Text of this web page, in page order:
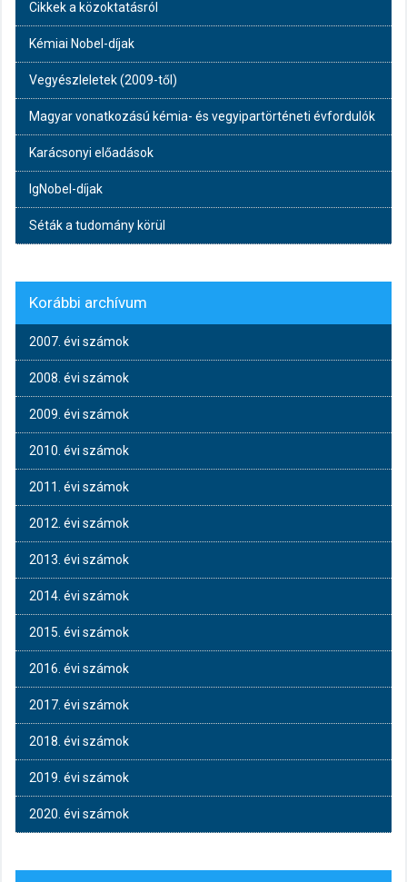
Cikkek a közoktatásról
Kémiai Nobel-díjak
Vegyészleletek (2009-től)
Magyar vonatkozású kémia- és vegyipartörténeti évfordulók
Karácsonyi előadások
IgNobel-díjak
Séták a tudomány körül
Korábbi archívum
2007. évi számok
2008. évi számok
2009. évi számok
2010. évi számok
2011. évi számok
2012. évi számok
2013. évi számok
2014. évi számok
2015. évi számok
2016. évi számok
2017. évi számok
2018. évi számok
2019. évi számok
2020. évi számok